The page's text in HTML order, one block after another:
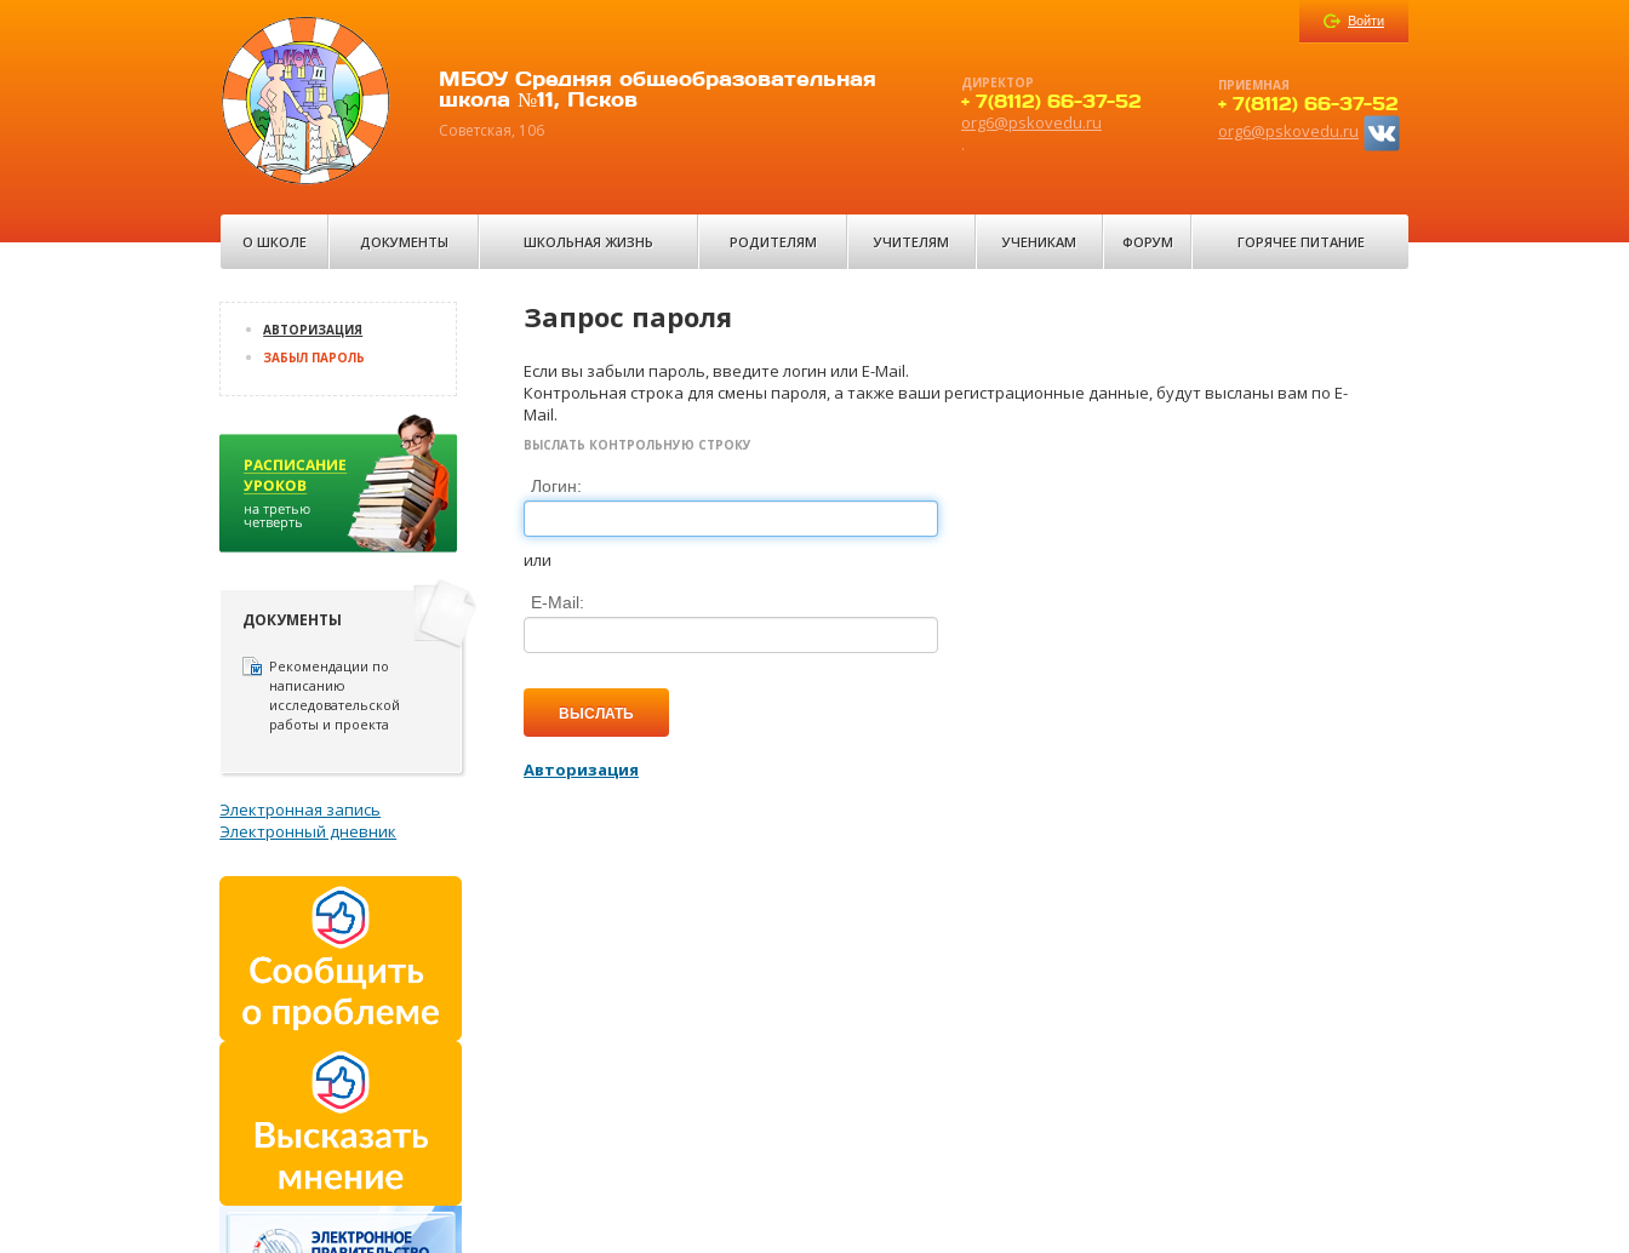
МБОУ Средняя общеобразовательная
школа №11, Псков
Советская, 106
ДИРЕКТОР
+ 7(8112) 66-37-52
org6@pskovedu.ru
.
ПРИЕМНАЯ
+ 7(8112) 66-37-52
org6@pskovedu.ru
Войти
О ШКОЛЕ ДОКУМЕНТЫ ШКОЛЬНАЯ ЖИЗНЬ РОДИТЕЛЯМ УЧИТЕЛЯМ УЧЕНИКАМ ФОРУМ ГОРЯЧЕЕ ПИТАНИЕ
Запрос пароля
Если вы забыли пароль, введите логин или E-Mail.
Контрольная строка для смены пароля, а также ваши регистрационные данные, будут высланы вам по E-
Mail.
ВЫСЛАТЬ КОНТРОЛЬНУЮ СТРОКУ
Логин:
или
E-Mail:
ВЫСЛАТЬ
Авторизация
АВТОРИЗАЦИЯ
ЗАБЫЛ ПАРОЛЬ
ДОКУМЕНТЫ
Рекомендации по
написанию
исследовательской
работы и проекта
Электронная запись
Электронный дневник